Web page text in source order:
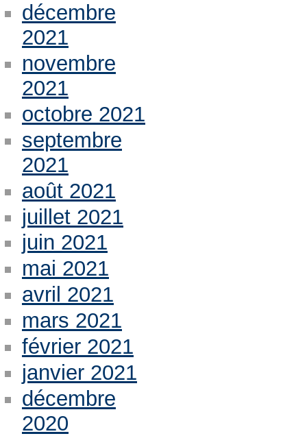
décembre
2021
novembre
2021
octobre 2021
septembre
2021
août 2021
juillet 2021
juin 2021
mai 2021
avril 2021
mars 2021
février 2021
janvier 2021
décembre
2020